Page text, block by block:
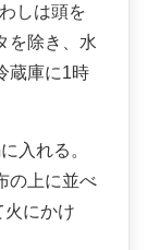
しは頭を
を除き、水
蔵庫に1時
入れる。
の上に並べ
火にかけ